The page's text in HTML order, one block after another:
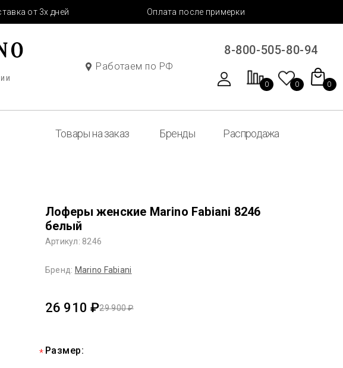
от 3х дней Оплата после примерки
Работаем по РФ
8-800-505-80-94
0 0 0
Товары на заказ Бренды Распродажа
Лоферы женские Marino Fabiani 8246
белый
Артикул: 8246
Бренд: Marino Fabiani
29 900 ₽
26 910 ₽
Размер: